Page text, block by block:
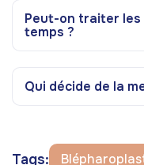
Peut-on traiter les
temps ?
Qui décide de la
Tags: